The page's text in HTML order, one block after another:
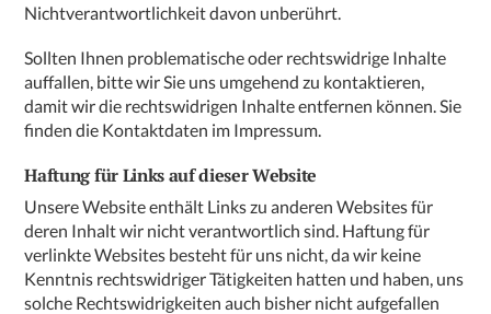
Nichtverantwortlichkeit davon unberührt.
Sollten Ihnen problematische oder rechtswidrige Inhalte
auffallen, bitte wir Sie uns umgehend zu kontaktieren,
damit wir die rechtswidrigen Inhalte entfernen können. Sie
finden die Kontaktdaten im Impressum.
Haftung für Links auf dieser Website
Unsere Website enthält Links zu anderen Websites für
deren Inhalt wir nicht verantwortlich sind. Haftung für
verlinkte Websites besteht für uns nicht, da wir keine
Kenntnis rechtswidriger Tätigkeiten hatten und haben, uns
solche Rechtswidrigkeiten auch bisher nicht aufgefallen